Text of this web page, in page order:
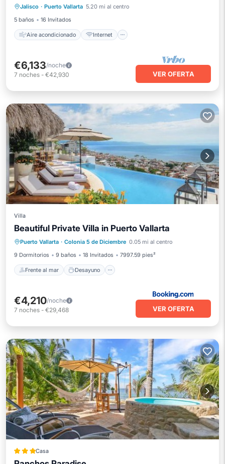
Jalisco · Puerto Vallarta 5.20 mi al centro
5 baños
16 Invitados
Aire acondicionado Internet
Apto para niños
Lavandería
€6,133/noche
7 noches - €42,930 VER OFERTA
Villa
Beautiful Private Villa in Puerto Vallarta
Puerto Vallarta · Colonia 5 de Diciembre 0.05 mi al centro
9 Dormitorios
9 baños 18 Invitados 7997.59 pies²
Frente al mar Desayuno
Frente al mar
Desayuno
Aparcamiento
Piscina
€4,210/noche
7 noches - €29,468 VER OFERTA
Casa